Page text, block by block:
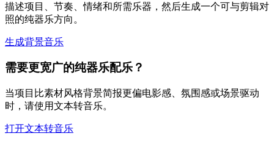
描述项目、节奏、情绪和所需乐器，然后生成一个可与剪辑对
照的纯器乐方向。
生成背景音乐
需要更宽广的纯器乐配乐？
当项目比素材风格背景简报更偏电影感、氛围感或场景驱动
时，请使用文本转音乐。
打开文本转音乐